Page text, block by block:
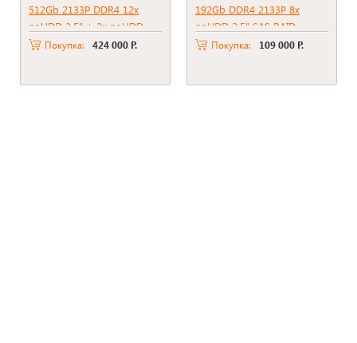
512Gb 2133P DDR4 12x
noHDD 3.5" + 2x noHDD
2.5" RAID P816i-A SR + BBU
Покупка: 424 000 Р.
192Gb DDR4 2133P 8x
noHDD 2.5" SAS RAID
p440ar, 2048Mb 2xPSU
Покупка: 109 000 Р.